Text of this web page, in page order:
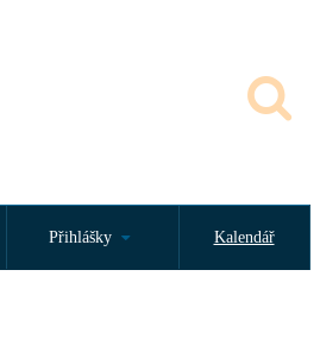
Přihlášky Kalendář